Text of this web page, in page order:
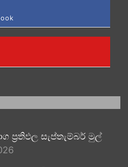
ප්‍රතිඵල සැප්තැම්බර් මුල්